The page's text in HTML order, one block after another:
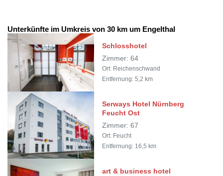
Unterkünfte im Umkreis von 30 km um Engelthal
Schlosshotel
Zimmer: 64
Ort: Reichenschwand
Entfernung: 5,2 km
Serways Hotel Nürnberg
Feucht Ost
Zimmer: 67
Ort: Feucht
Entfernung: 16,5 km
art & business hotel